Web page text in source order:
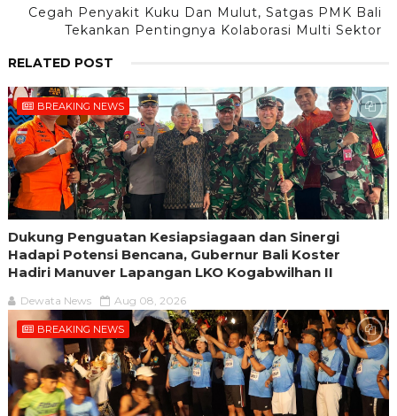
Cegah Penyakit Kuku Dan Mulut, Satgas PMK Bali
Tekankan Pentingnya Kolaborasi Multi Sektor
RELATED POST
BREAKING NEWS
Dukung Penguatan Kesiapsiagaan dan Sinergi
Hadapi Potensi Bencana, Gubernur Bali Koster
Hadiri Manuver Lapangan LKO Kogabwilhan II
Dewata News Aug 08, 2026
BREAKING NEWS